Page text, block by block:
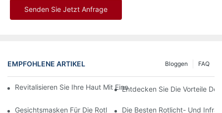
Senden Sie Jetzt Anfrage
EMPFOHLENE ARTIKEL FAQ
Bloggen
Revitalisieren Sie Ihre Haut Mit Einer LED-Lichttherapiemaske
Entdecken Sie Die Vorteile
Gesichtsmasken Für Die Rotlichttherapie: Ein Umfassender
Die Besten Rotlicht- Und